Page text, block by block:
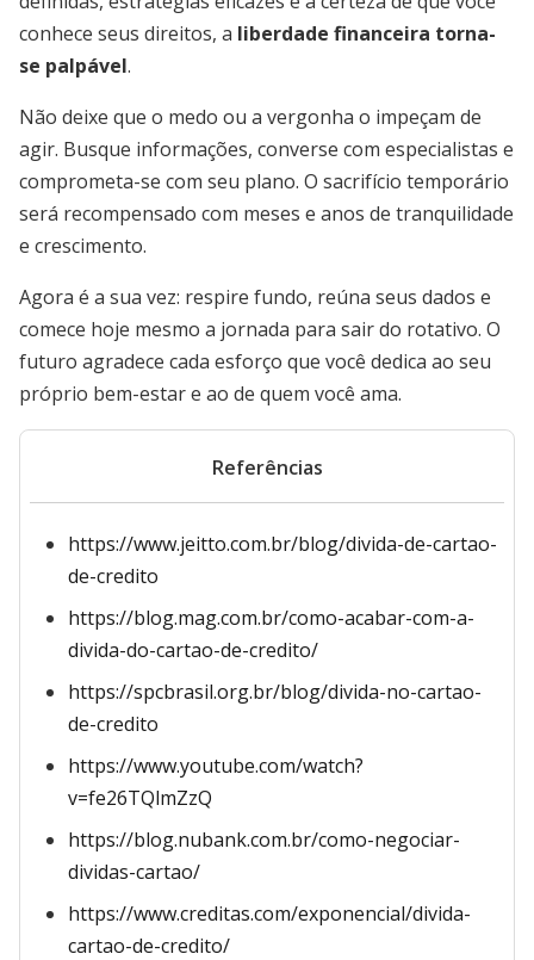
conhece seus direitos, a liberdade financeira torna-
se palpável.
Não deixe que o medo ou a vergonha o impeçam de
agir. Busque informações, converse com especialistas e
comprometa-se com seu plano. O sacrifício temporário
será recompensado com meses e anos de tranquilidade
e crescimento.
Agora é a sua vez: respire fundo, reúna seus dados e
comece hoje mesmo a jornada para sair do rotativo. O
futuro agradece cada esforço que você dedica ao seu
próprio bem-estar e ao de quem você ama.
Referências
https://www.jeitto.com.br/blog/divida-de-cartao-
de-credito
https://blog.mag.com.br/como-acabar-com-a-
divida-do-cartao-de-credito/
https://spcbrasil.org.br/blog/divida-no-cartao-
de-credito
https://www.youtube.com/watch?
v=fe26TQlmZzQ
https://blog.nubank.com.br/como-negociar-
dividas-cartao/
https://www.creditas.com/exponencial/divida-
cartao-de-credito/